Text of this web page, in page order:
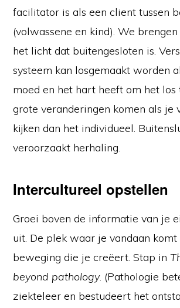
facilitator is als een client tussen
(volwassene en kind). We
het licht dat buitengesloten is.
systeem kan losgemaakt worden
moed en het hart heeft om het los
grote veranderingen komen als je
kijken dan het individueel.
veroorzaakt herhaling.
Intercultureel opstellen
Groei boven de informatie van je
uit. De plek waar je vandaan
beweging die je creëert. Stap in
beyond pathology. (Pathologie
ziekteleer en bestudeert het